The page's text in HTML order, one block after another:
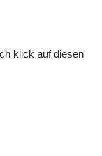
klick auf diesen